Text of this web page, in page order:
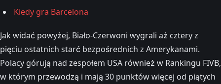
Kiedy gra Barcelona
Jak widać powyżej, Biało-Czerwoni wygrali aż cztery z
pięciu ostatnich starć bezpośrednich z Amerykanami.
Polacy górują nad zespołem USA również w Rankingu FIVB,
w którym przewodzą i mają 30 punktów więcej od piątych